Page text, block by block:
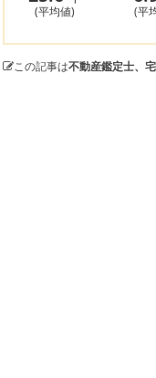
(平均値) (平
この記事は不動産鑑定士、